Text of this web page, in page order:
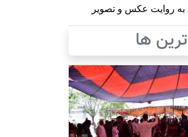
به روایت عکس و تصویر
ها